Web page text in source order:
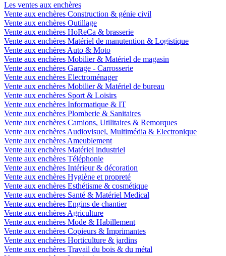
Les ventes aux enchères
Vente aux enchères Construction & génie civil
Vente aux enchères Outillage
Vente aux enchères HoReCa & brasserie
Vente aux enchères Matériel de manutention & Logistique
Vente aux enchères Auto & Moto
Vente aux enchères Mobilier & Matériel de magasin
Vente aux enchères Garage - Carrosserie
Vente aux enchères Electroménager
Vente aux enchères Mobilier & Matériel de bureau
Vente aux enchères Sport & Loisirs
Vente aux enchères Informatique & IT
Vente aux enchères Plomberie & Sanitaires
Vente aux enchères Camions, Utilitaires & Remorques
Vente aux enchères Audiovisuel, Multimédia & Electronique
Vente aux enchères Ameublement
Vente aux enchères Matériel industriel
Vente aux enchères Téléphonie
Vente aux enchères Intérieur & décoration
Vente aux enchères Hygiène et propreté
Vente aux enchères Esthétisme & cosmétique
Vente aux enchères Santé & Matériel Medical
Vente aux enchères Engins de chantier
Vente aux enchères Agriculture
Vente aux enchères Mode & Habillement
Vente aux enchères Copieurs & Imprimantes
Vente aux enchères Horticulture & jardins
Vente aux enchères Travail du bois & du métal